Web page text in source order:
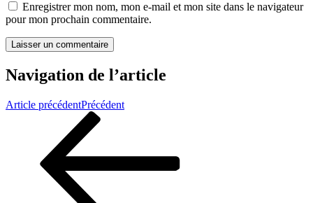
Enregistrer mon nom, mon e-mail et mon site dans le navigateur
pour mon prochain commentaire.
Navigation de l’article
Article précédentPrécédent